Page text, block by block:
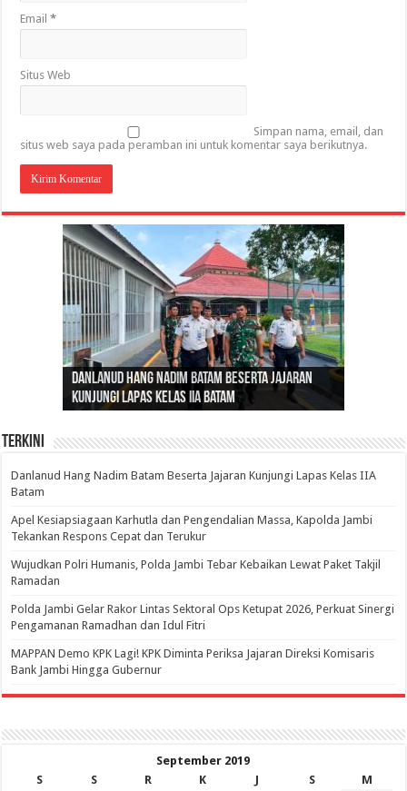
Email*
Situs Web
Simpan nama, email, dan
situs web saya pada peramban ini untuk komentar saya berikutnya.
Danlanud Hang Nadim Batam Beserta Jajaran
Kunjungi Lapas Kelas IIA Batam
Silaturahmi dan Reses Komite I DPD RI di Polda
Jambi Bahas Sinergitas Penanganan Narkotika
Gubernur Al Haris: Lomba Cerdas Cermat Sarana
Edukasi Pembentukan Karakter Generasi
Penerus
Gubernur Al Haris Dorong Koperasi Merah Putih
Cepat Beroperasi Agar Bisa Layani Masyarakat
Penuhi Kebutuhannya
Sosok Fenomenal yang Menggetarkan
Nusantara: Ratu Wangsa, Wanita Berkelas
dengan Pengaruh Internasional
Terkini
Danlanud Hang Nadim Batam Beserta Jajaran Kunjungi Lapas Kelas IIA
Batam
Apel Kesiapsiagaan Karhutla dan Pengendalian Massa, Kapolda Jambi
Tekankan Respons Cepat dan Terukur
Wujudkan Polri Humanis, Polda Jambi Tebar Kebaikan Lewat Paket Takjil
Ramadan
Polda Jambi Gelar Rakor Lintas Sektoral Ops Ketupat 2026, Perkuat Sinergi
Pengamanan Ramadhan dan Idul Fitri
‎MAPPAN Demo KPK Lagi! KPK Diminta Periksa Jajaran Direksi Komisaris
Bank Jambi Hingga Gubernur ‎
September 2019
S
S R K J S
M